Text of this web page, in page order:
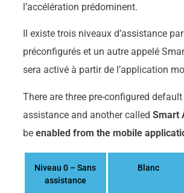
l’accélération prédominent.
Il existe trois niveaux d’assistance
préconfigurés et un autre appelé
sera activé à partir de l’application
There are three pre-configured
assistance and another called Smart
be enabled from the mobile
Niveau 0 – Sans
assistance
Blanc